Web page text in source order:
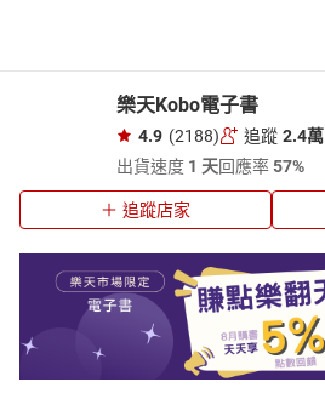
樂天Kobo電子書
4.9 (2188) 追蹤 2.4萬
出貨速度 1 天回應率57%
追蹤店家